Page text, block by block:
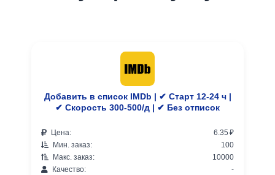
Добавить в список IMDb | ✔ Старт 12-24 ч |
✔ Скорость 300-500/д | ✔ Без отписок
Цена:
6.35 ₽
Мин. заказ:
100
Макс. заказ:
10000
Качество:
-